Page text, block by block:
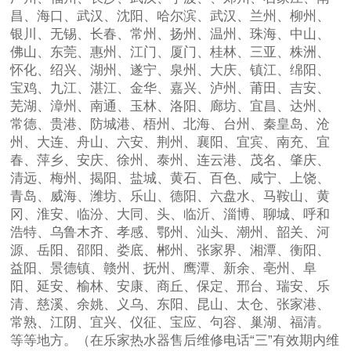
昌、海口、武汉、沈阳、哈尔滨、武汉、兰州、柳州、
银川、无锡、长春、常州、扬州、温州、珠海、中山、
佛山、东莞、惠州、江门、厦门、桂林、三亚、株洲、
怀化、绍兴、湖州、遂宁、泉州、大庆、镇江、绵阳、
宝鸡、九江、湛江、金华、嘉兴、泸州、莆田、吉安、
芜湖、漳州、南通、玉林、洛阳、廊坊、宜昌、达州、
常德、贵港、防城港、梧州、北海、台州、秦皇岛、沧
州、大连、舟山、六安、荆州、襄阳、宜宾、南充、宜
春、萍乡、安庆、徐州、泰州、连云港、茂名、肇庆、
清远、梅州、揭阳、盐城、黄石、百色、咸宁、上饶、
青岛、威海、潍坊、乐山、德阳、六盘水、马鞍山、黄
冈、淮安、临汾、大同、头、临沂、淄博、聊城、呼和
浩特、乌鲁木齐、孝感、鄂州、汕头、潮州、韶关、河
源、岳阳、邵阳、娄底、郴州、张家界、湘潭、衡阳、
益阳、景德镇、赣州、抚州、鹰潭、新余、亳州、阜
阳、延安、榆林、安康、商丘、保定、邢台、瑞安、乐
清、慈溪、余姚、义乌、东阳、昆山、太仓、张家港、
常熟、江阴、宜兴、仪征、宝应、句容、巢湖、福清。
等等地方。（在乐家热水器售后维修电话“三”有效期内维